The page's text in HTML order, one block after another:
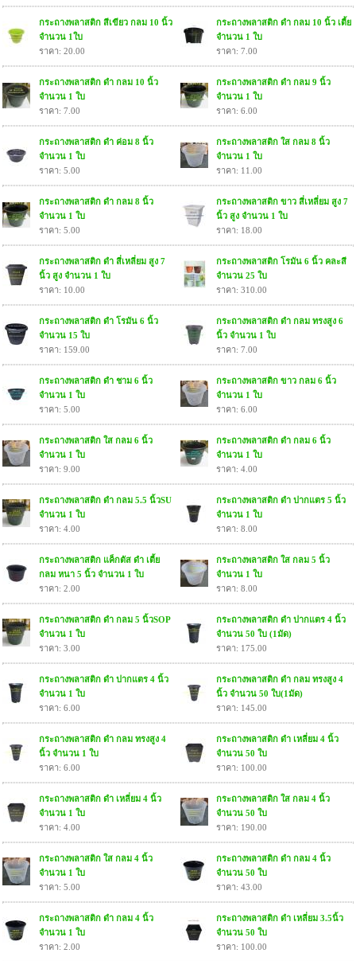
กระถางพลาสติก สีเขียว กลม 10 นิ้ว
จำนวน 1ใบ
ราคา: 20.00
กระถางพลาสติก ดำ กลม 10 นิ้ว เตี้ย
จำนวน 1 ใบ
ราคา: 7.00
กระถางพลาสติก ดำ กลม 10 นิ้ว
จำนวน 1 ใบ
ราคา: 7.00
กระถางพลาสติก ดำ กลม 9 นิ้ว
จำนวน 1 ใบ
ราคา: 6.00
กระถางพลาสติก ดำ ค่อม 8 นิ้ว
จำนวน 1 ใบ
ราคา: 5.00
กระถางพลาสติก ใส กลม 8 นิ้ว
จำนวน 1 ใบ
ราคา: 11.00
กระถางพลาสติก ดำ กลม 8 นิ้ว
จำนวน 1 ใบ
ราคา: 5.00
กระถางพลาสติก ขาว สี่เหลี่ยม สูง 7
นิ้ว สูง จำนวน 1 ใบ
ราคา: 18.00
กระถางพลาสติก ดำ สี่เหลี่ยม สูง 7
นิ้ว สูง จำนวน 1 ใบ
ราคา: 10.00
กระถางพลาสติก โรมัน 6 นิ้ว คละสี
จำนวน 25 ใบ
ราคา: 310.00
กระถางพลาสติก ดำ โรมัน 6 นิ้ว
จำนวน 15 ใบ
ราคา: 159.00
กระถางพลาสติก ดำ กลม ทรงสูง 6
นิ้ว จำนวน 1 ใบ
ราคา: 7.00
กระถางพลาสติก ดำ ชาม 6 นิ้ว
จำนวน 1 ใบ
ราคา: 5.00
กระถางพลาสติก ขาว กลม 6 นิ้ว
จำนวน 1 ใบ
ราคา: 6.00
กระถางพลาสติก ใส กลม 6 นิ้ว
จำนวน 1 ใบ
ราคา: 9.00
กระถางพลาสติก ดำ กลม 6 นิ้ว
จำนวน 1 ใบ
ราคา: 4.00
กระถางพลาสติก ดำ กลม 5.5 นิ้วSU
จำนวน 1 ใบ
ราคา: 4.00
กระถางพลาสติก ดำ ปากแตร 5 นิ้ว
จำนวน 1 ใบ
ราคา: 8.00
กระถางพลาสติก แค็กตัส ดำ เตี้ย
กลม หนา 5 นิ้ว จำนวน 1 ใบ
ราคา: 2.00
กระถางพลาสติก ใส กลม 5 นิ้ว
จำนวน 1 ใบ
ราคา: 8.00
กระถางพลาสติก ดำ กลม 5 นิ้วSOP
จำนวน 1 ใบ
ราคา: 3.00
กระถางพลาสติก ดำ ปากแตร 4 นิ้ว
จำนวน 50 ใบ (1มัด)
ราคา: 175.00
กระถางพลาสติก ดำ ปากแตร 4 นิ้ว
จำนวน 1 ใบ
ราคา: 6.00
กระถางพลาสติก ดำ กลม ทรงสูง 4
นิ้ว จำนวน 50 ใบ(1มัด)
ราคา: 145.00
กระถางพลาสติก ดำ กลม ทรงสูง 4
นิ้ว จำนวน 1 ใบ
ราคา: 6.00
กระถางพลาสติก ดำ เหลี่ยม 4 นิ้ว
จำนวน 50 ใบ
ราคา: 100.00
กระถางพลาสติก ดำ เหลี่ยม 4 นิ้ว
จำนวน 1 ใบ
ราคา: 4.00
กระถางพลาสติก ใส กลม 4 นิ้ว
จำนวน 50 ใบ
ราคา: 190.00
กระถางพลาสติก ใส กลม 4 นิ้ว
จำนวน 1 ใบ
ราคา: 5.00
กระถางพลาสติก ดำ กลม 4 นิ้ว
จำนวน 50 ใบ
ราคา: 43.00
กระถางพลาสติก ดำ กลม 4 นิ้ว
จำนวน 1 ใบ
ราคา: 2.00
กระถางพลาสติก ดำ เหลี่ยม 3.5นิ้ว
จำนวน 50 ใบ
ราคา: 100.00